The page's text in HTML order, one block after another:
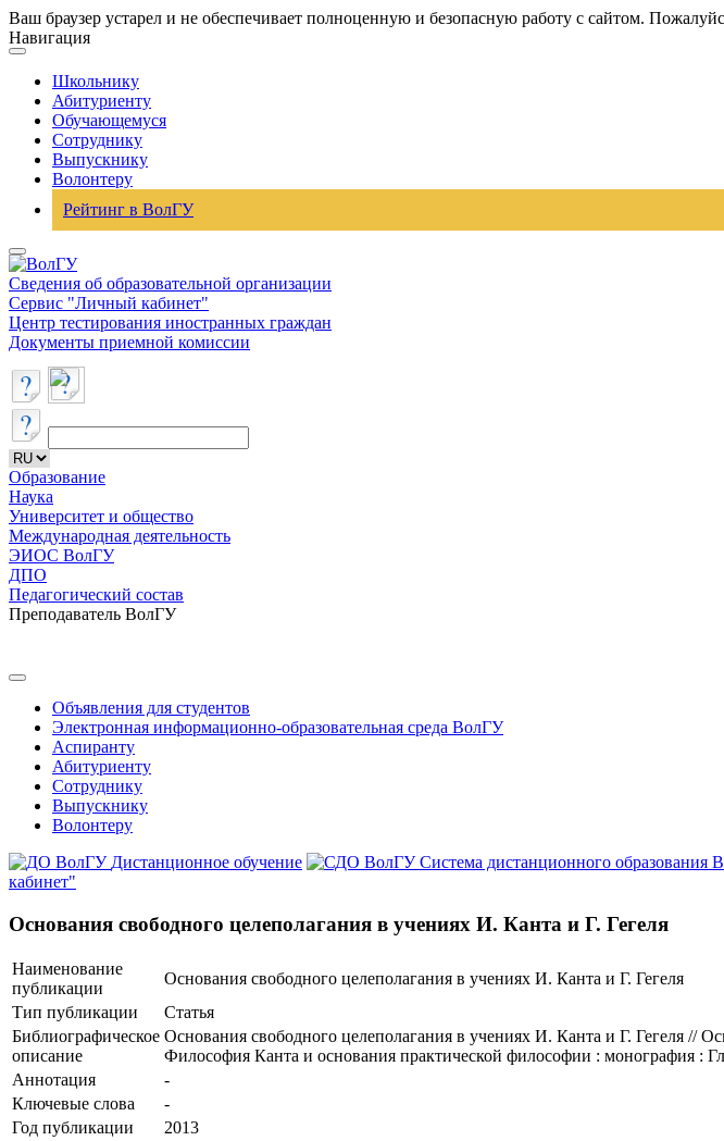
Ваш браузер устарел и не обеспечивает полноценную и безопасную работу с сайтом.
Навигация
Школьнику
Абитуриенту
Обучающемуся
Сотруднику
Выпускнику
Волонтеру
Рейтинг в ВолГУ
Сведения об образовательной организации
Сервис "Личный кабинет"
Центр тестирования иностранных граждан
Документы приемной комиссии
Образование
Наука
Университет и общество
Международная деятельность
ЭИОС ВолГУ
ДПО
Педагогический состав
Преподаватель ВолГУ
Объявления для студентов
Электронная информационно-образовательная среда ВолГУ
Аспиранту
Абитуриенту
Сотруднику
Выпускнику
Волонтеру
Дистанционное обучение
Система дистанционного образования
кабинет"
Основания свободного целеполагания в учениях И. Канта и Г. Гегеля
Наименование
публикации
Основания свободного целеполагания в учениях И. Канта и Г. Гегеля
Тип публикации
Статья
Библиографическое
описание
Основания свободного целеполагания в учениях И. Канта и Г. Гегеля //
Философия Канта и основания практической философии : монография :
Аннотация
-
Ключевые cлова
-
Год публикации
2013